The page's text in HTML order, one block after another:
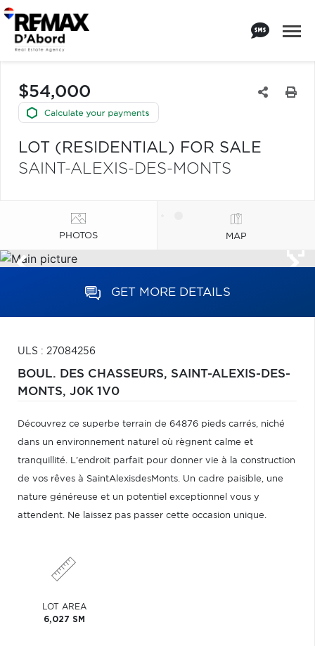
$54,000
LOT (RESIDENTIAL) FOR SALE
SAINT-ALEXIS-DES-MONTS
PHOTOS MAP
GET MORE DETAILS
ULS : 27084256
BOUL. DES CHASSEURS, SAINT-ALEXIS-DES-
MONTS, J0K 1V0
Découvrez ce superbe terrain de 64876 pieds carrés, niché
dans un environnement naturel où règnent calme et
tranquillité. L'endroit parfait pour donner vie à la construction
de vos rêves à SaintAlexisdesMonts. Un cadre paisible, une
nature généreuse et un potentiel exceptionnel vous y
attendent. Ne laissez pas passer cette occasion unique.
LOT AREA
6,027 SM